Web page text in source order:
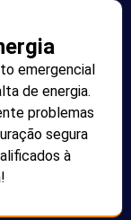
emergencial
de energia.
problemas
segura
à